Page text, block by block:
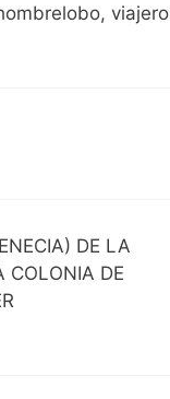
viajero
DE LA
COLONIA DE